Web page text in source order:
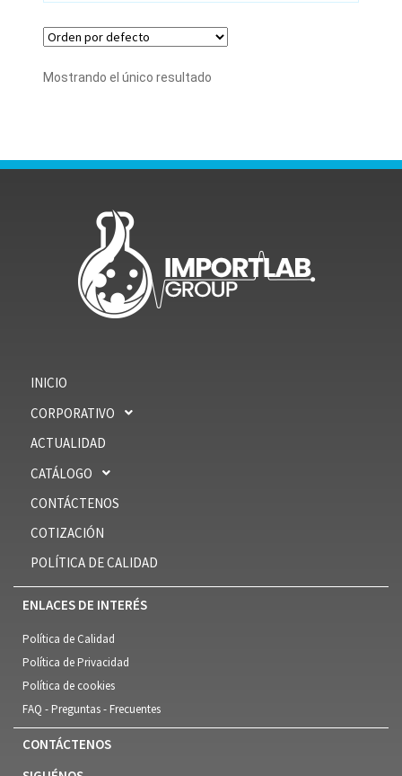
Mostrando el único resultado
INICIO
CORPORATIVO
ACTUALIDAD
CATÁLOGO
CONTÁCTENOS
COTIZACIÓN
POLÍTICA DE CALIDAD
ENLACES DE INTERÉS
Política de Calidad
Política de Privacidad
Política de cookies
FAQ - Preguntas - Frecuentes
CONTÁCTENOS